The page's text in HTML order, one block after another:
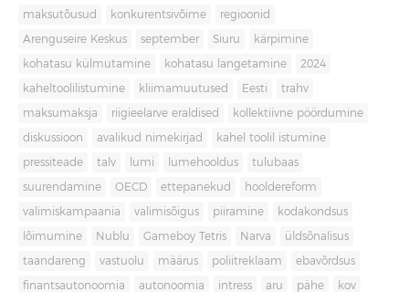
maksutõusud konkurentsivõime regioonid
Arenguseire Keskus september Siuru kärpimine
kohatasu külmutamine kohatasu langetamine 2024
kaheltoolilistumine kliimamuutused Eesti trahv
maksumaksja riigieelarve eraldised kollektiivne pöördumine
diskussioon avalikud nimekirjad kahel toolil istumine
pressiteade talv lumi lumehooldus tulubaas
suurendamine OECD ettepanekud hooldereform
valimiskampaania valimisõigus piiramine kodakondsus
lõimumine Nublu Gameboy Tetris Narva üldsõnalisus
taandareng vastuolu määrus poliitreklaam ebavõrdsus
finantsautonoomia autonoomia intress aru pähe kov